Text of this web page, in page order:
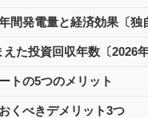
間発電量と経済効果〔独
た投資回収年数〔2026
トの5つのメリット
くべきデメリット3つ